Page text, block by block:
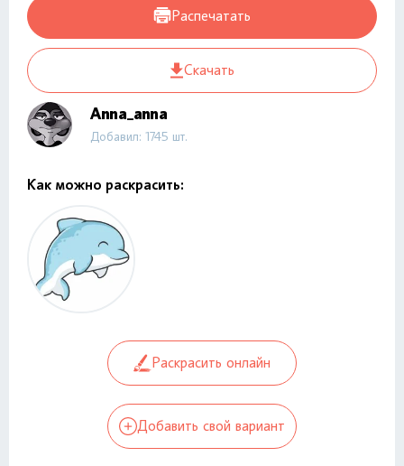
Распечатать
Скачать
Anna_anna
Добавил: 1745 шт.
Как можно раскрасить:
Раскрасить онлайн
Добавить свой вариант